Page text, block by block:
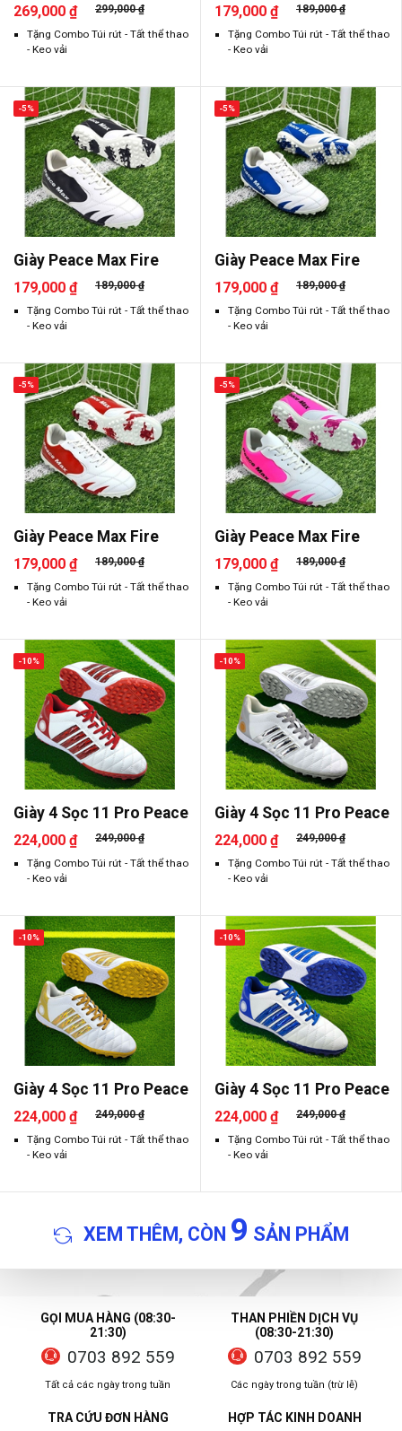
269,000 ₫
299,000 ₫
Tặng Combo Túi rút - Tất thể thao
- Keo vải
179,000 ₫
189,000 ₫
Tặng Combo Túi rút - Tất thể thao
- Keo vải
Giày Peace Max Fire
179,000 ₫ 189,000 ₫
-5%
Tặng Combo Túi rút - Tất thể thao
- Keo vải
Giày Peace Max Fire
179,000 ₫ 189,000 ₫
-5%
Tặng Combo Túi rút - Tất thể thao
- Keo vải
Giày Peace Max Fire
179,000 ₫ 189,000 ₫
-5%
Tặng Combo Túi rút - Tất thể thao
- Keo vải
Giày Peace Max Fire
179,000 ₫ 189,000 ₫
-5%
Tặng Combo Túi rút - Tất thể thao
- Keo vải
Giày 4 Sọc 11 Pro Peace
224,000 ₫ 249,000 ₫
-10%
Tặng Combo Túi rút - Tất thể thao
- Keo vải
Giày 4 Sọc 11 Pro Peace
224,000 ₫ 249,000 ₫
-10%
Tặng Combo Túi rút - Tất thể thao
- Keo vải
Giày 4 Sọc 11 Pro Peace
224,000 ₫ 249,000 ₫
-10%
Tặng Combo Túi rút - Tất thể thao
- Keo vải
Giày 4 Sọc 11 Pro Peace
224,000 ₫ 249,000 ₫
-10%
Tặng Combo Túi rút - Tất thể thao
- Keo vải
XEM THÊM, CÒN 9 SẢN PHẨM
GỌI MUA HÀNG (08:30-
21:30)
0703 892 559
Tất cả các ngày trong tuần
THAN PHIỀN DỊCH VỤ
(08:30-21:30)
0703 892 559
Các ngày trong tuần (trừ lễ)
TRA CỨU ĐƠN HÀNG HỢP TÁC KINH DOANH